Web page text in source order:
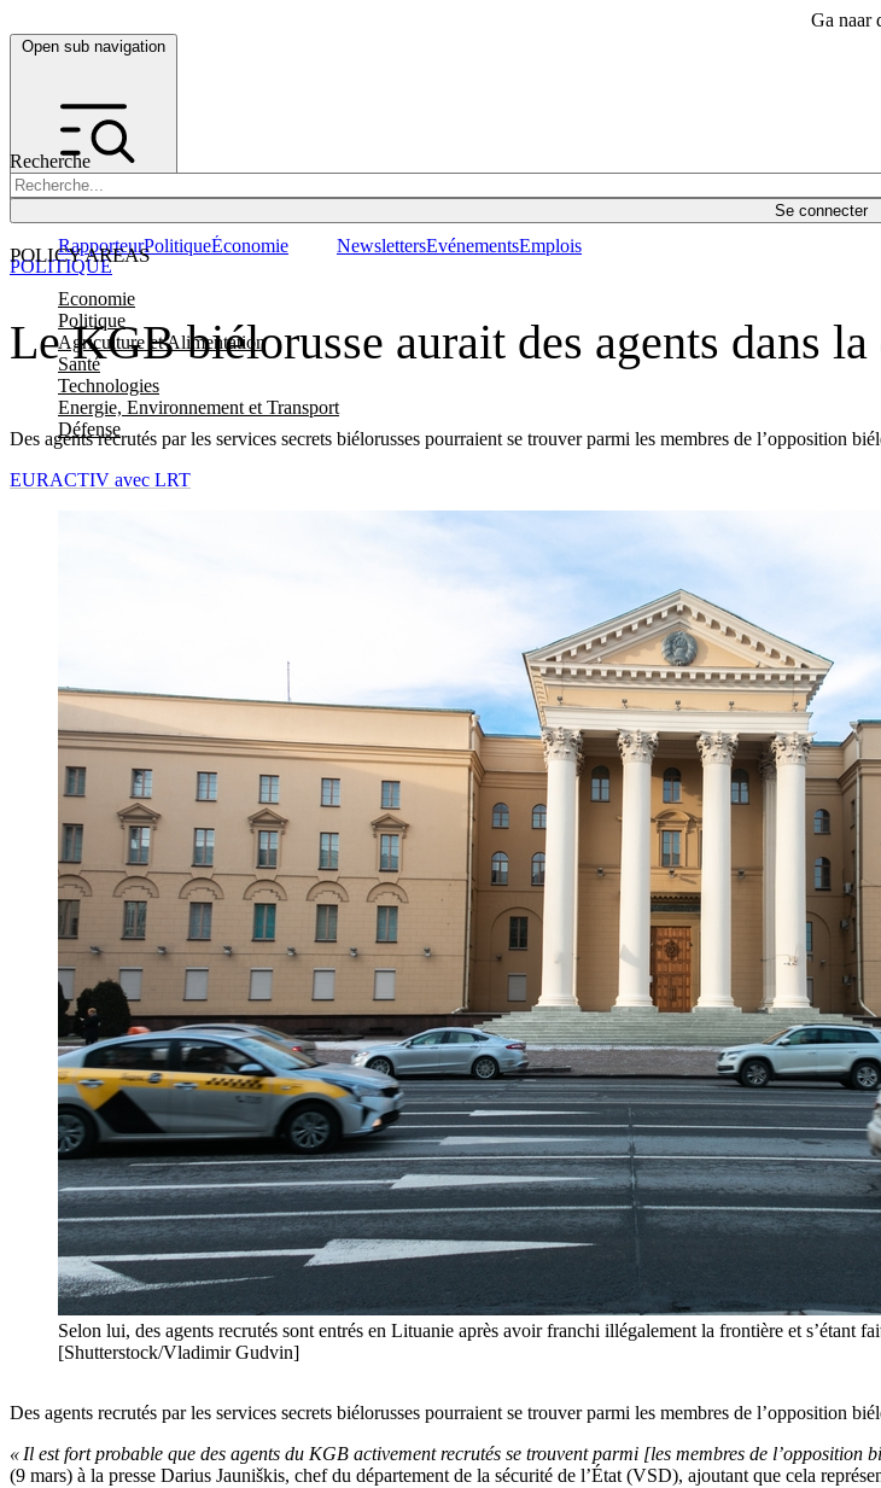
Ga naar
Open sub navigation
Recherche
Se connecter
POLICY AREAS
Economie
Politique
Agriculture et Alimentation
Santé
Technologies
Energie, Environnement et Transport
Défense
RapporteurPolitiqueÉconomie NewslettersEvénementsEmplois
Le KGB biélorusse aurait des agents dans
Des agents recrutés par les services secrets biélorusses pourraient se trouver parmi les membres de l’opposition
POLITIQUE
EURACTIV avec LRT
Selon lui, des agents recrutés sont entrés en Lituanie après avoir franchi illégalement la frontière et s’étant
[Shutterstock/Vladimir Gudvin]
Des agents recrutés par les services secrets biélorusses pourraient se trouver parmi les membres de l’opposition
« Il est fort probable que des agents du KGB activement recrutés se trouvent parmi [les membres de l’opposition
(9 mars) à la presse Darius Jauniškis, chef du département de la sécurité de l’État (VSD), ajoutant que cela